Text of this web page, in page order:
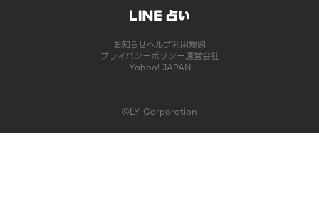
お知らせヘルプ利用規約
プライバシーポリシー運営会社
Yahoo! JAPAN
©LY Corporation
このコンテンツは掲載が終了しました | LINE占い